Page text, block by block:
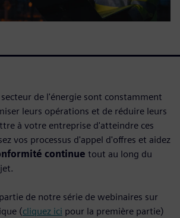
de l'énergie sont constamment
leurs opérations et de réduire leurs
à votre entreprise d'atteindre ces
vos processus d'appel d'offres et aidez
continue tout au long du
de notre série de webinaires sur
(cliquez ici pour la première partie)